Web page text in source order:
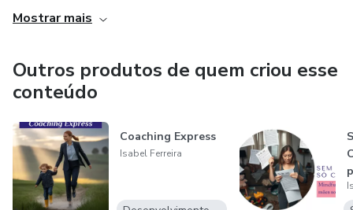
transformação que viveu, Isabel acredita no potencial das
experiências para que possam se tornar suas melhores
versões, com equilíbrio e confiança.
Através do seu produto, Isabel Ferreira visa contribuir para
a criação de mais projetos com ganhos em saúde,
capacitando profissionais e mulheres a desenvolverem
iniciativas impactantes. A sua jornada continua, e a
determinação em ajudar outras mulheres a prosperar é o
Mostrar mais
Outros produtos de quem criou esse
conteúdo
Coaching Express
Isabel Ferreira